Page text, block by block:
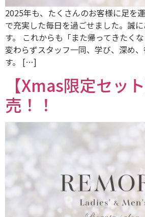
2025年も、たくさんのお客様に足を
で充実した毎日を過ごせました。誠
す。 これからも「また帰ってきたく
変わらずスタッフ一同、学び、深め
す。 […]
【Xmas限定セッ
売！！